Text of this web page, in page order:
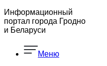
Информационный
портал города Гродно
и Беларуси
Меню